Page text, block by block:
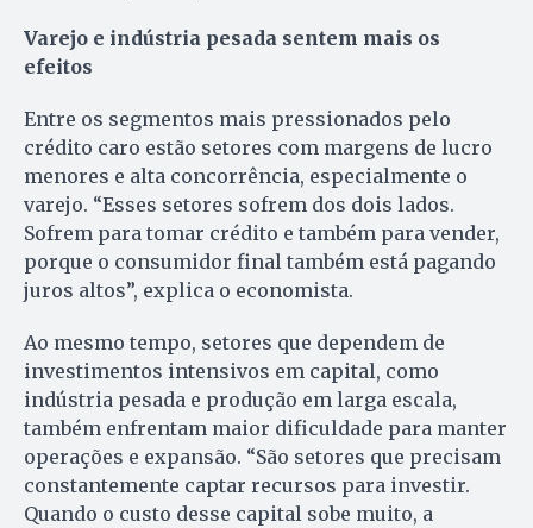
Varejo e indústria pesada sentem mais os
efeitos
Entre os segmentos mais pressionados pelo
crédito caro estão setores com margens de lucro
menores e alta concorrência, especialmente o
varejo. “Esses setores sofrem dos dois lados.
Sofrem para tomar crédito e também para vender,
porque o consumidor final também está pagando
juros altos”, explica o economista.
Ao mesmo tempo, setores que dependem de
investimentos intensivos em capital, como
indústria pesada e produção em larga escala,
também enfrentam maior dificuldade para manter
operações e expansão. “São setores que precisam
constantemente captar recursos para investir.
Quando o custo desse capital sobe muito, a